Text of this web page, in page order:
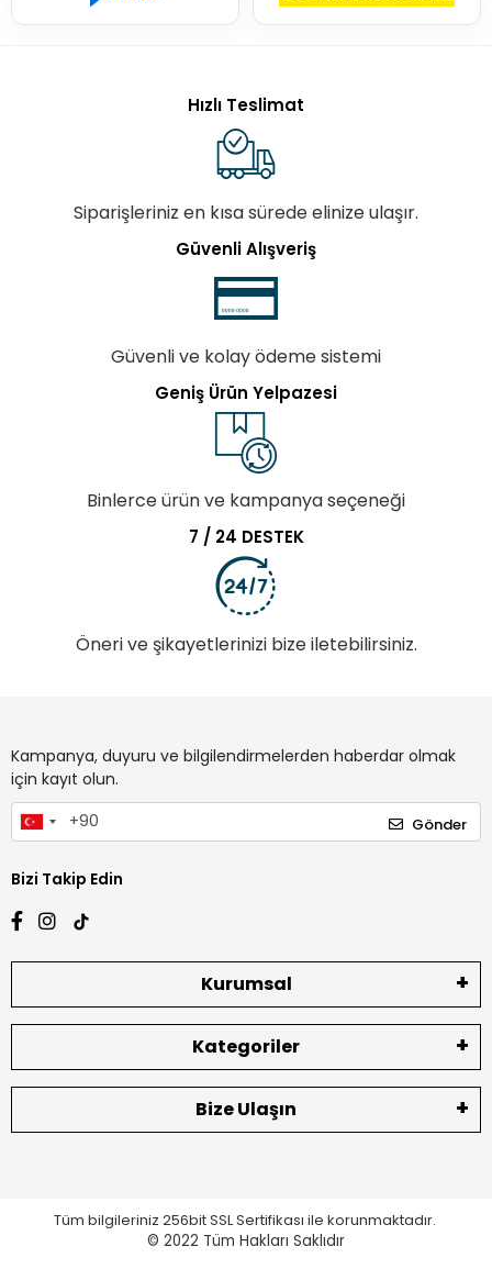
Hızlı Teslimat
Siparişleriniz en kısa sürede elinize ulaşır.
Güvenli Alışveriş
Güvenli ve kolay ödeme sistemi
Geniş Ürün Yelpazesi
Binlerce ürün ve kampanya seçeneği
7 / 24 DESTEK
Öneri ve şikayetlerinizi bize iletebilirsiniz.
Kampanya, duyuru ve bilgilendirmelerden haberdar olmak
için kayıt olun.
Gönder
Bizi Takip Edin
Kurumsal
Kategoriler
Bize Ulaşın
Tüm bilgileriniz 256bit SSL Sertifikası ile korunmaktadır.
© 2022 Tüm Hakları Saklıdır